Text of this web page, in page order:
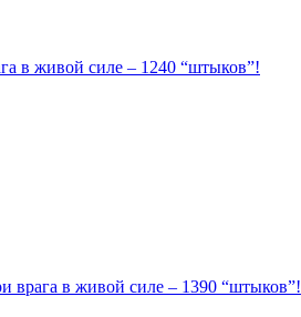
в живой силе – 1240 “штыков”!
врага в живой силе – 1390 “штыков”!